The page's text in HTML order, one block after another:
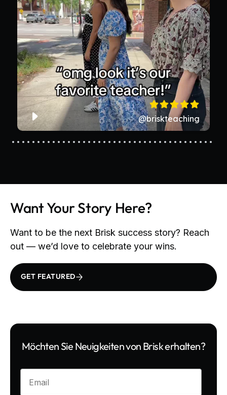
Want Your Story Here?
Want to be the next Brisk success story? Reach
out — we’d love to celebrate your wins.
GET FEATURED
Möchten Sie Neuigkeiten von Brisk erhalten?
Enter your email